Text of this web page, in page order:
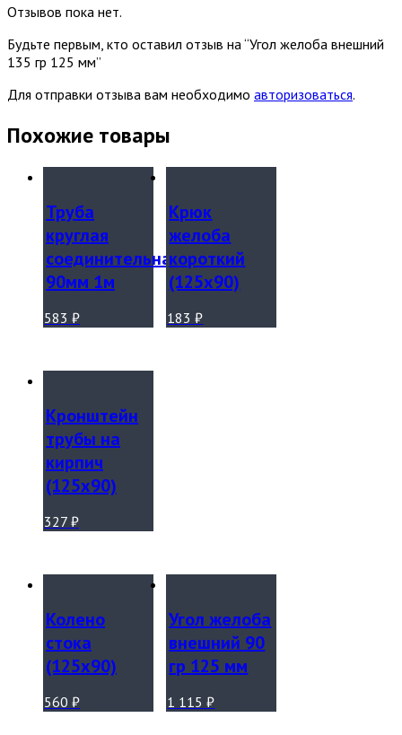
Отзывов пока нет.
Будьте первым, кто оставил отзыв на “Угол желоба внешний
135 гр 125 мм”
Для отправки отзыва вам необходимо авторизоваться.
Похожие товары
Труба
круглая
соединительная
90мм 1м
583 ₽
Крюк
желоба
короткий
(125х90)
183₽
Кронштейн
трубы на
кирпич
(125х90)
327 ₽
Колено
стока
(125х90)
560 ₽
Угол желоба
внешний 90
гр 125 мм
1 115₽